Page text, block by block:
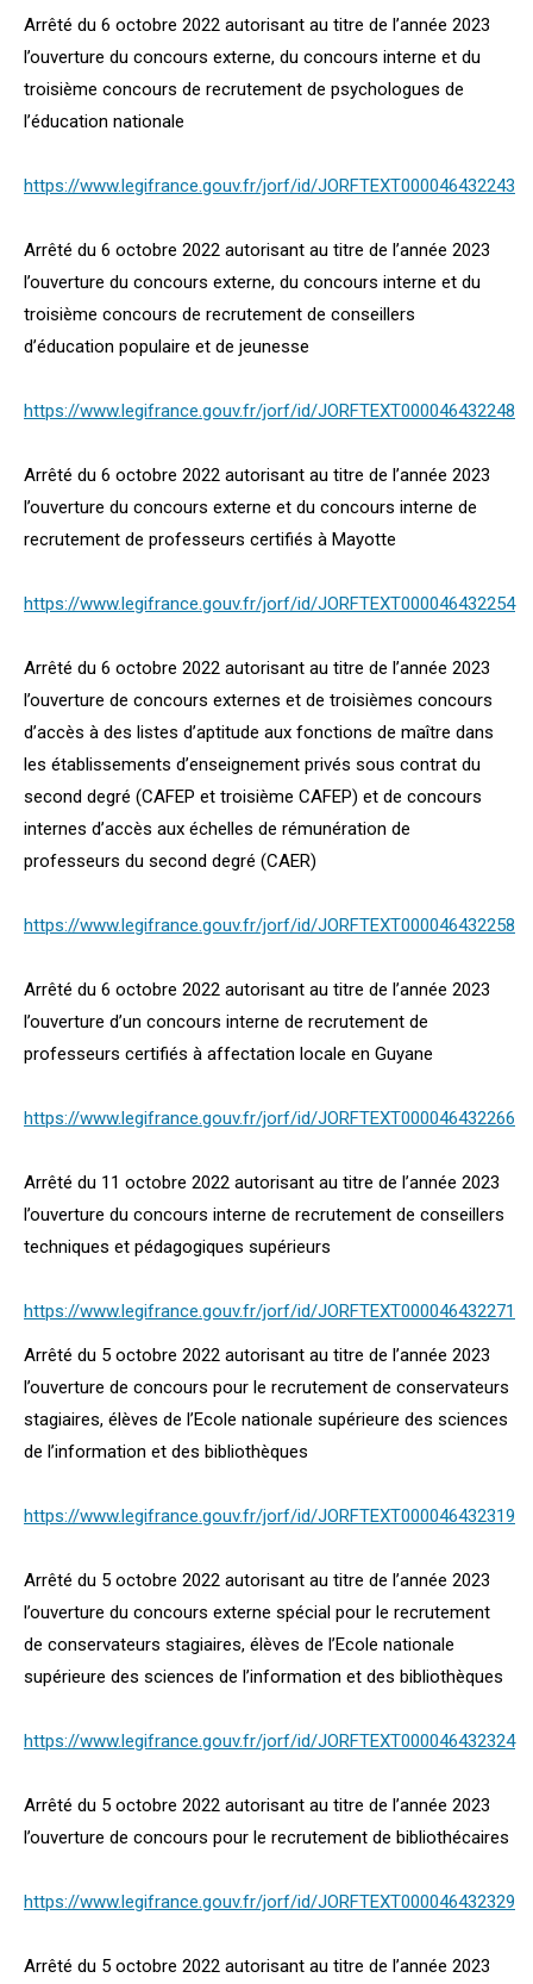
Arrêté du 6 octobre 2022 autorisant au titre de l’année 2023
l’ouverture du concours externe, du concours interne et du
troisième concours de recrutement de psychologues de
l’éducation nationale
https://www.legifrance.gouv.fr/jorf/id/JORFTEXT000046432243
Arrêté du 6 octobre 2022 autorisant au titre de l’année 2023
l’ouverture du concours externe, du concours interne et du
troisième concours de recrutement de conseillers
d’éducation populaire et de jeunesse
https://www.legifrance.gouv.fr/jorf/id/JORFTEXT000046432248
Arrêté du 6 octobre 2022 autorisant au titre de l’année 2023
l’ouverture du concours externe et du concours interne de
recrutement de professeurs certifiés à Mayotte
https://www.legifrance.gouv.fr/jorf/id/JORFTEXT000046432254
Arrêté du 6 octobre 2022 autorisant au titre de l’année 2023
l’ouverture de concours externes et de troisièmes concours
d’accès à des listes d’aptitude aux fonctions de maître dans
les établissements d’enseignement privés sous contrat du
second degré (CAFEP et troisième CAFEP) et de concours
internes d’accès aux échelles de rémunération de
professeurs du second degré (CAER)
https://www.legifrance.gouv.fr/jorf/id/JORFTEXT000046432258
Arrêté du 6 octobre 2022 autorisant au titre de l’année 2023
l’ouverture d’un concours interne de recrutement de
professeurs certifiés à affectation locale en Guyane
https://www.legifrance.gouv.fr/jorf/id/JORFTEXT000046432266
Arrêté du 11 octobre 2022 autorisant au titre de l’année 2023
l’ouverture du concours interne de recrutement de conseillers
techniques et pédagogiques supérieurs
https://www.legifrance.gouv.fr/jorf/id/JORFTEXT000046432271
Arrêté du 5 octobre 2022 autorisant au titre de l’année 2023
l’ouverture de concours pour le recrutement de conservateurs
stagiaires, élèves de l’Ecole nationale supérieure des sciences
de l’information et des bibliothèques
https://www.legifrance.gouv.fr/jorf/id/JORFTEXT000046432319
Arrêté du 5 octobre 2022 autorisant au titre de l’année 2023
l’ouverture du concours externe spécial pour le recrutement
de conservateurs stagiaires, élèves de l’Ecole nationale
supérieure des sciences de l’information et des bibliothèques
https://www.legifrance.gouv.fr/jorf/id/JORFTEXT000046432324
Arrêté du 5 octobre 2022 autorisant au titre de l’année 2023
l’ouverture de concours pour le recrutement de bibliothécaires
https://www.legifrance.gouv.fr/jorf/id/JORFTEXT000046432329
Arrêté du 5 octobre 2022 autorisant au titre de l’année 2023